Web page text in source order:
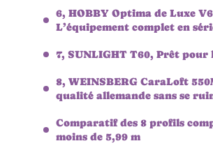
6, HOBBY Optima de Luxe
L’équipement complet en
7, SUNLIGHT T60, Prêt pour
8, WEINSBERG CaraLoft
qualité allemande sans se
Comparatif des 8 profils
moins de 5,99 m